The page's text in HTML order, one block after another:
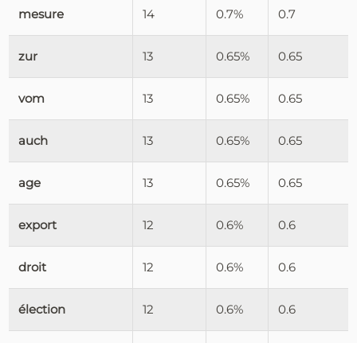
mesure 14 0.7% 0.7
zur 13 0.65% 0.65
vom 13 0.65% 0.65
auch 13 0.65% 0.65
age 13 0.65% 0.65
export 12 0.6% 0.6
droit 12 0.6% 0.6
élection 12 0.6% 0.6